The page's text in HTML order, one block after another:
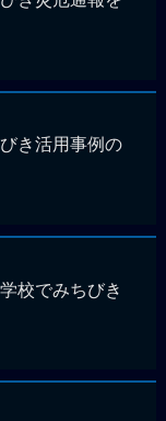
き活用事例の
校でみちびき